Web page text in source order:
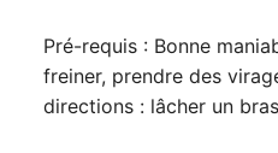
Pré-requis : Bonne
freiner, prendre des
directions : lâcher un